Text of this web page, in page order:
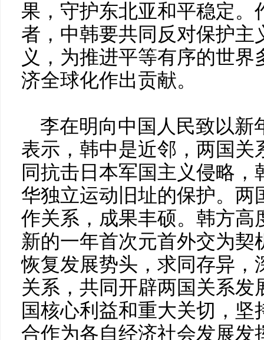
果，守护东北亚和平稳定。
者，中韩要共同反对保护主
义，为推进平等有序的世
济全球化作出贡献。
李在明向中国人民致以新
表示，韩中是近邻，两国关
同抗击日本军国主义侵略
华独立运动旧址的保护。两
作关系，成果丰硕。韩方高
新的一年首次元首外交为契
恢复发展势头，求同存异，
关系，共同开辟两国关系发
国核心利益和重大关切，
合作为各自经济社会发展发